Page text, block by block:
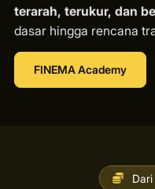
terarah, terukur, dan
dasar hingga rencana
FINEMA Academy